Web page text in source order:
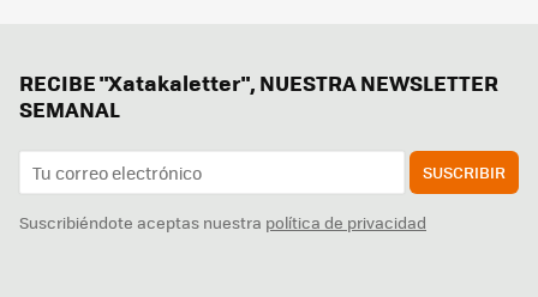
RECIBE "Xatakaletter", NUESTRA NEWSLETTER
SEMANAL
SUSCRIBIR
Suscribiéndote aceptas nuestra política de privacidad